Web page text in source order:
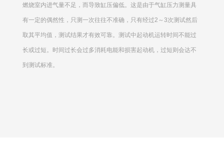
燃烧室内进气量不足，而导致缸压偏低。这是由于气缸压力测量具
有一定的偶然性，只测一次往往不准确，只有经过2～3次测试然后
取其平均值，测试结果才有效可靠。测试中起动机运转时间不能过
长或过短。时间过长会过多消耗电能和损害起动机，过短则会达不
到测试标准。